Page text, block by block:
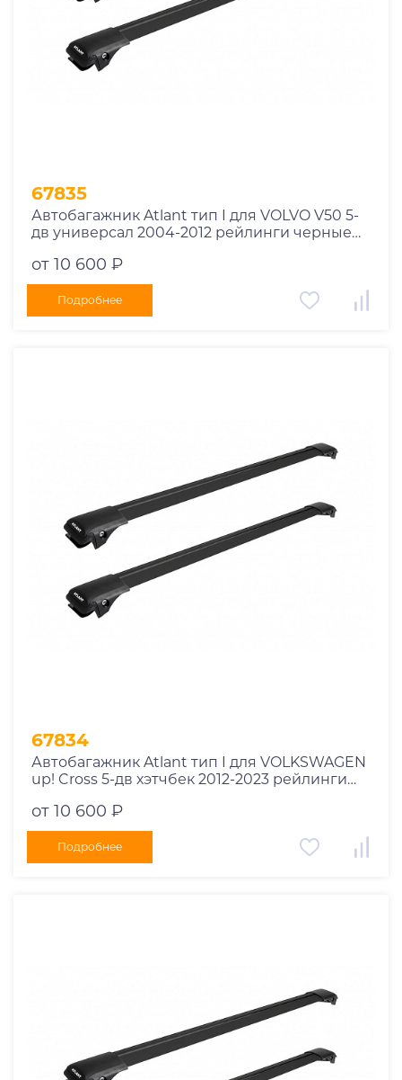
67835
Автобагажник Atlant тип I для VOLVO V50 5-
дв универсал 2004-2012 рейлинги черные
от 10 600 ₽
Подробнее
67834
Автобагажник Atlant тип I для VOLKSWAGEN
up! Cross 5-дв хэтчбек 2012-2023 рейлинги
от 10 600 ₽
Подробнее